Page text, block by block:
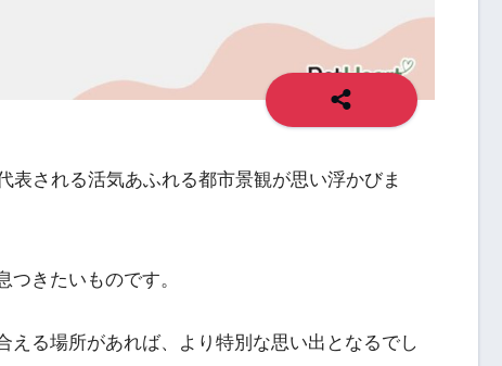
表される活気あふれる都市景観が思い浮かびま
きたいものです。
える場所があれば、より特別な思い出となるでし